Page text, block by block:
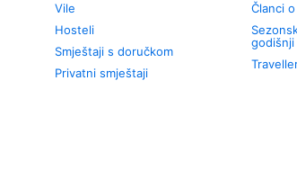
Vile
Hosteli
Smještaji s doručkom
Privatni smještaji
Članci